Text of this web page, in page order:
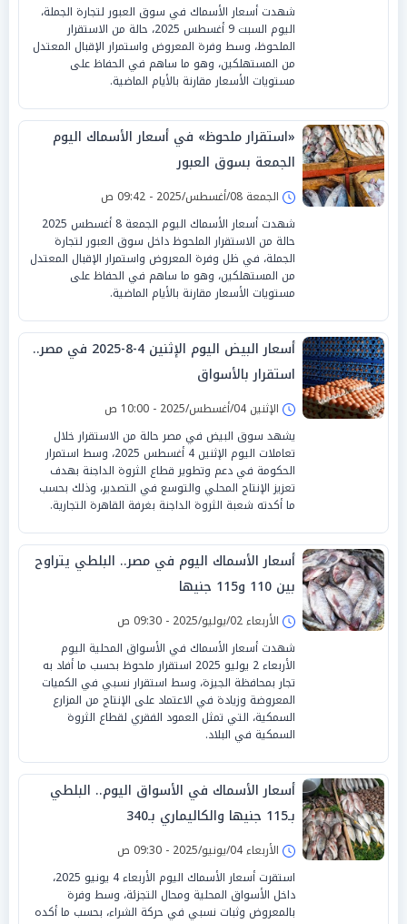
شهدت أسعار الأسماك في سوق العبور لتجارة الجملة،
اليوم السبت 9 أغسطس 2025، حالة من الاستقرار
الملحوظ، وسط وفرة المعروض واستمرار الإقبال المعتدل
من المستهلكين، وهو ما ساهم في الحفاظ على
مستويات الأسعار مقارنة بالأيام الماضية.
«استقرار ملحوظ» في أسعار الأسماك اليوم
الجمعة بسوق العبور
الجمعة 08/أغسطس/2025 - 09:42 ص
شهدت أسعار الأسماك اليوم الجمعة 8 أغسطس 2025
حالة من الاستقرار الملحوظ داخل سوق العبور لتجارة
الجملة، في ظل وفرة المعروض واستمرار الإقبال المعتدل
من المستهلكين، وهو ما ساهم في الحفاظ على
مستويات الأسعار مقارنة بالأيام الماضية.
أسعار البيض اليوم الإثنين 4-8-2025 في مصر..
استقرار بالأسواق
الإثنين 04/أغسطس/2025 - 10:00 ص
يشهد سوق البيض في مصر حالة من الاستقرار خلال
تعاملات اليوم الإثنين 4 أغسطس 2025، وسط استمرار
الحكومة في دعم وتطوير قطاع الثروة الداجنة بهدف
تعزيز الإنتاج المحلي والتوسع في التصدير، وذلك بحسب
ما أكدته شعبة الثروة الداجنة بغرفة القاهرة التجارية.
أسعار الأسماك اليوم في مصر.. البلطي يتراوح
بين 110 و115 جنيها
الأربعاء 02/يوليو/2025 - 09:30 ص
شهدت أسعار الأسماك في الأسواق المحلية اليوم
الأربعاء 2 يوليو 2025 استقرار ملحوظ بحسب ما أفاد به
تجار بمحافظة الجيزة، وسط استقرار نسبي في الكميات
المعروضة وزيادة في الاعتماد على الإنتاج من المزارع
السمكية، التي تمثل العمود الفقري لقطاع الثروة
السمكية في البلاد.
أسعار الأسماك في الأسواق اليوم.. البلطي
بـ115 جنيها والكاليماري بـ340
الأربعاء 04/يونيو/2025 - 09:30 ص
استقرت أسعار الأسماك اليوم الأربعاء 4 يونيو 2025،
داخل الأسواق المحلية ومحال التجزئة، وسط وفرة
بالمعروض وثبات نسبي في حركة الشراء، بحسب ما أكده